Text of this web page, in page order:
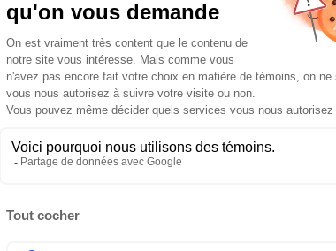
L’histiocytome : une tumeur
commune chez les jeunes
chiens
PAR DRE JULIE LADOUCEUR
Le mot tumeur fait toujours peur.
Heureusement, l’histiocytome est une
tumeur bénigne. C’est en fait...